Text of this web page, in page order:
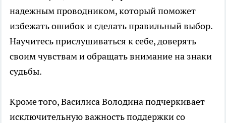
надежным проводником, который поможет
избежать ошибок и сделать правильный выбор.
Научитесь прислушиваться к себе, доверять
своим чувствам и обращать внимание на знаки
судьбы.
Кроме того, Василиса Володина подчеркивает
исключительную важность поддержки со